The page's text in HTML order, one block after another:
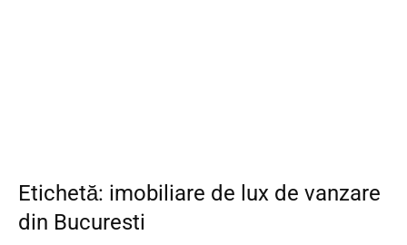
Etichetă: imobiliare de lux de vanzare
din Bucuresti